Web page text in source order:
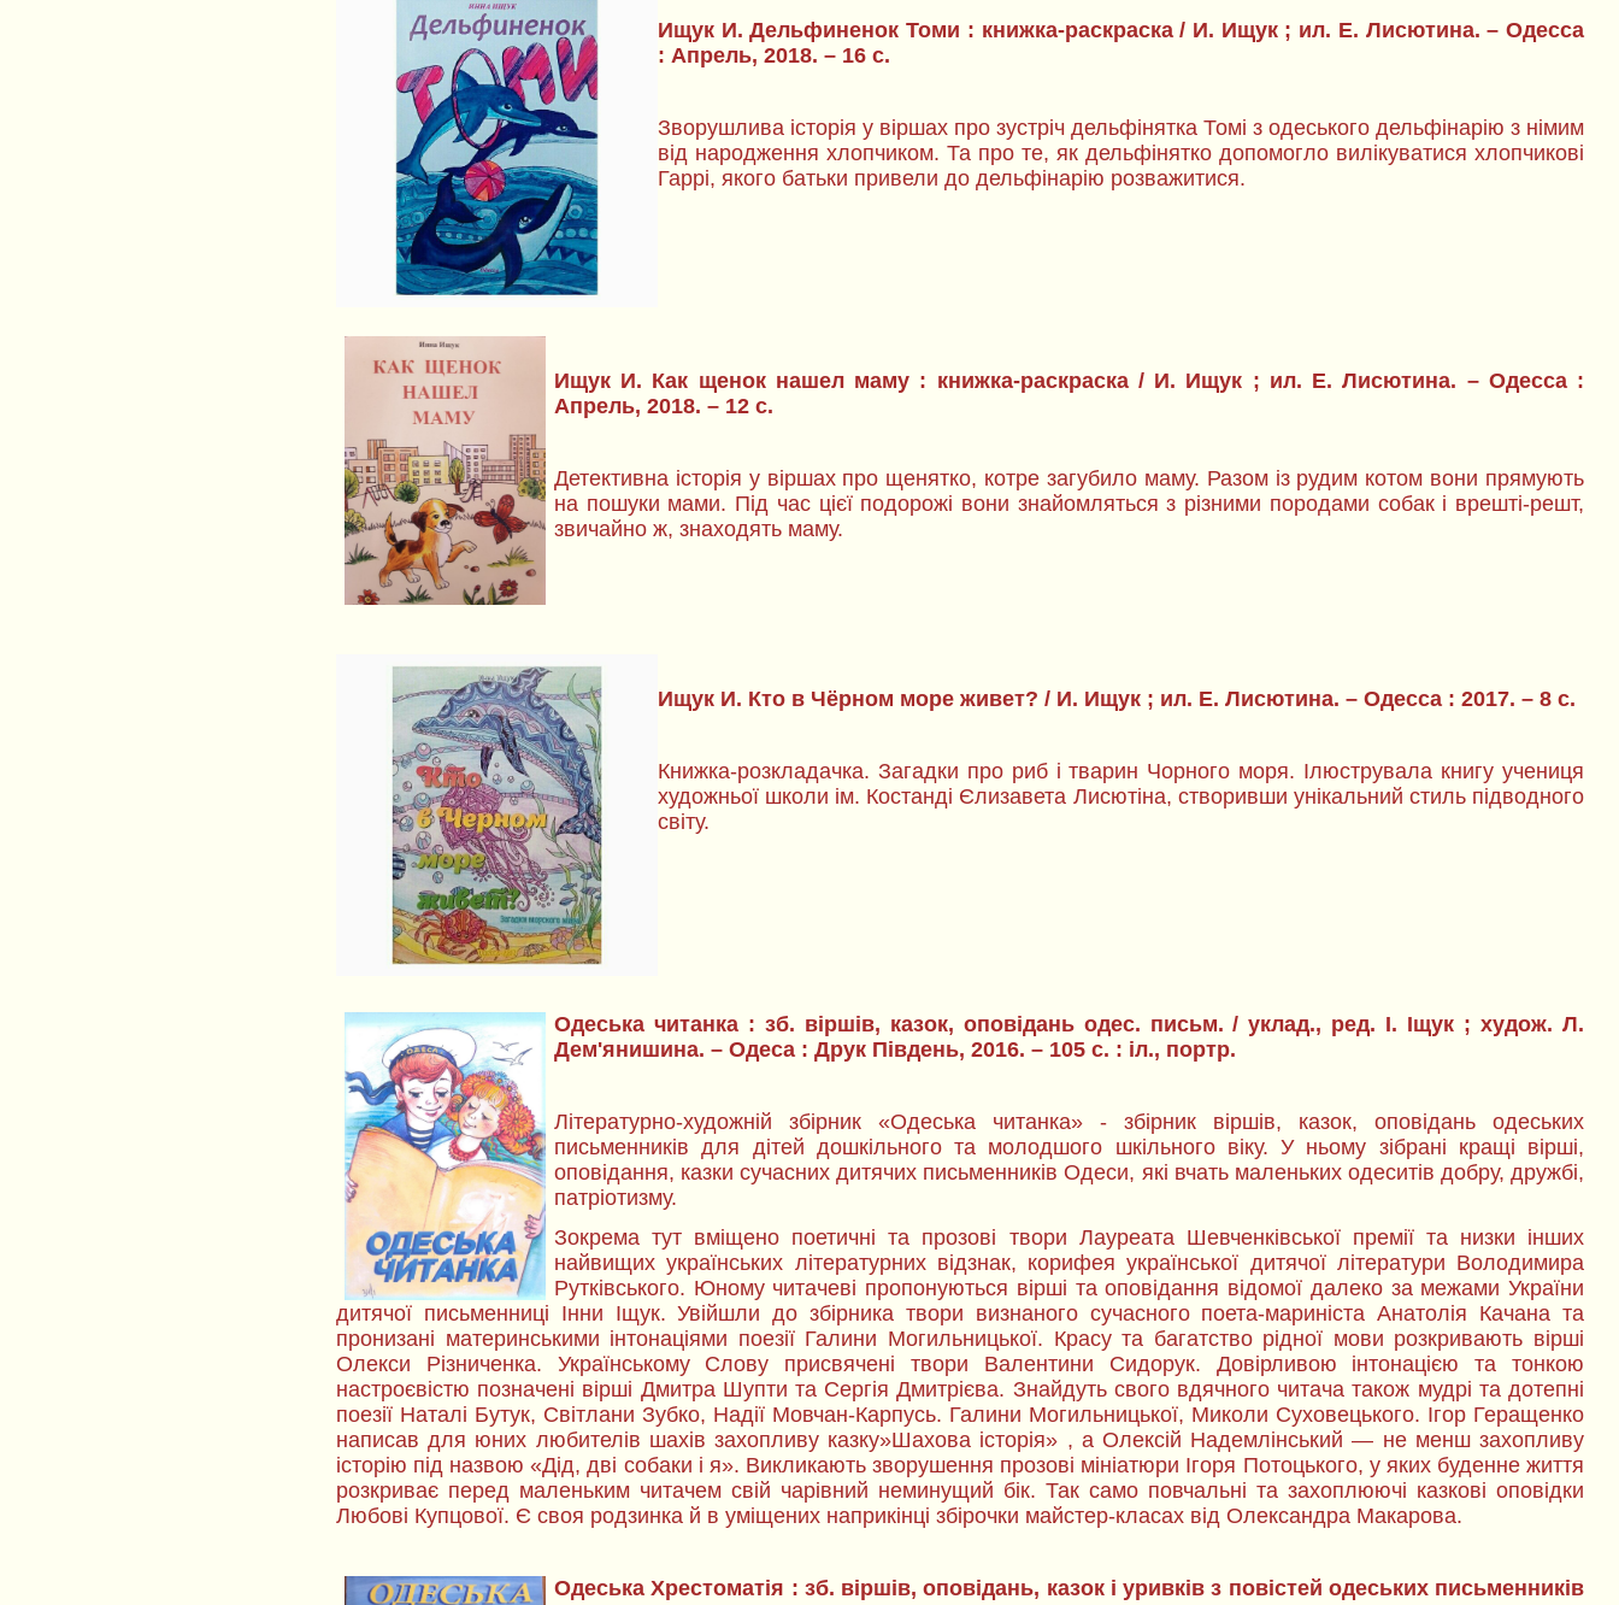
Ищук И. Дельфиненок Томи : книжка-раскраска / И. Ищук ; ил. Е. Лисютина. – Одесса
: Апрель, 2018. – 16 с.
Зворушлива історія у віршах про зустріч дельфінятка Томі з одеського дельфінарію з німим
від народження хлопчиком. Та про те, як дельфінятко допомогло вилікуватися хлопчикові
Гаррі, якого батьки привели до дельфінарію розважитися.
Ищук И. Как щенок нашел маму : книжка-раскраска / И. Ищук ; ил. Е. Лисютина. – Одесса :
Апрель, 2018. – 12 с.
Детективна історія у віршах про щенятко, котре загубило маму. Разом із рудим котом вони прямують
на пошуки мами. Під час цієї подорожі вони знайомляться з різними породами собак і врешті-решт,
звичайно ж, знаходять маму.
Ищук И. Кто в Чёрном море живет? / И. Ищук ; ил. Е. Лисютина. – Одесса : 2017. – 8 с.
Книжка-розкладачка. Загадки про риб і тварин Чорного моря. Ілюструвала книгу учениця
художньої школи ім. Костанді Єлизавета Лисютіна, створивши унікальний стиль підводного
світу.
Одеська читанка : зб. віршів, казок, оповідань одес. письм. / уклад., ред. І. Іщук ; худож. Л.
Дем'янишина. – Одеса : Друк Південь, 2016. – 105 с. : іл., портр.
Літературно-художній збірник «Одеська читанка» - збірник віршів, казок, оповідань одеських
письменників для дітей дошкільного та молодшого шкільного віку. У ньому зібрані кращі вірші,
оповідання, казки сучасних дитячих письменників Одеси, які вчать маленьких одеситів добру, дружбі,
патріотизму.
Зокрема тут вміщено поетичні та прозові твори Лауреата Шевченківської премії та низки інших
найвищих українських літературних відзнак, корифея української дитячої літератури Володимира
Рутківського. Юному читачеві пропонуються вірші та оповідання відомої далеко за межами України
дитячої письменниці Інни Іщук. Увійшли до збірника твори визнаного сучасного поета-мариніста Анатолія Качана та
пронизані материнськими інтонаціями поезії Галини Могильницької. Красу та багатство рідної мови розкривають вірші
Олекси Різниченка. Українському Слову присвячені твори Валентини Сидорук. Довірливою інтонацією та тонкою
настроєвістю позначені вірші Дмитра Шупти та Сергія Дмитрієва. Знайдуть свого вдячного читача також мудрі та дотепні
поезії Наталі Бутук, Світлани Зубко, Надії Мовчан-Карпусь. Галини Могильницької, Миколи Суховецького. Ігор Геращенко
написав для юних любителів шахів захопливу казку»Шахова історія» , а Олексій Надемлінський — не менш захопливу
історію під назвою «Дід, дві собаки і я». Викликають зворушення прозові мініатюри Ігоря Потоцького, у яких буденне життя
розкриває перед маленьким читачем свій чарівний неминущий бік. Так само повчальні та захоплюючі казкові оповідки
Любові Купцової. Є своя родзинка й в уміщених наприкінці збірочки майстер-класах від Олександра Макарова.
Одеська Хрестоматія : зб. віршів, оповідань, казок і уривків з повістей одеських письменників